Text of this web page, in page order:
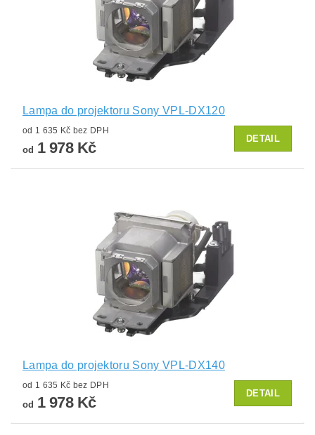
Lampa do projektoru Sony VPL-DX120
od 1 635 Kč bez DPH
od 1 978 Kč
DETAIL
Lampa do projektoru Sony VPL-DX140
od 1 635 Kč bez DPH
od 1 978 Kč
DETAIL